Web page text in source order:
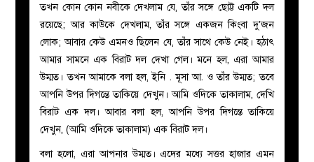
তখন কোন কোন নবীকে দেখলাম যে, তাঁর সঙ্গে ছোট্ট একটি দল
রয়েছে; আর কাউকে দেখলাম, তাঁর সঙ্গে একজন কিংবা দু’জন
লোক; আবার কেউ এমনও ছিলেন যে, তাঁর সাথে কেউ নেই। হঠাৎ
আমার সামনে এক বিরাট দল দেখা গেল। মনে হল, এরা আমার
উম্মত। তখন আমাকে বলা হল, ইনি . মূসা আ. ও তাঁর উম্মত; তবে
আপনি উপর দিগন্তে তাকিয়ে দেখুন। আমি ওদিকে তাকালাম, দেখি
বিরাট এক দল। আবার বলা হল, আপনি উপর দিগন্তে তাকিয়ে
দেখুন, (আমি ওদিকে তাকালাম) এক বিরাট দল।
বলা হলো, এরা আপনার উম্মত। এদের মধ্যে সত্তর হাজার এমন